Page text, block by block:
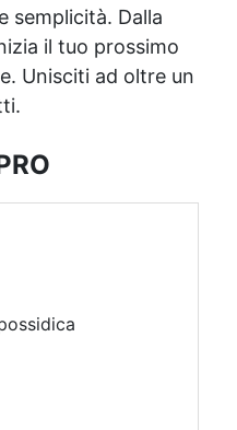
semplicità. Dalla
il tuo prossimo
Unisciti ad oltre un